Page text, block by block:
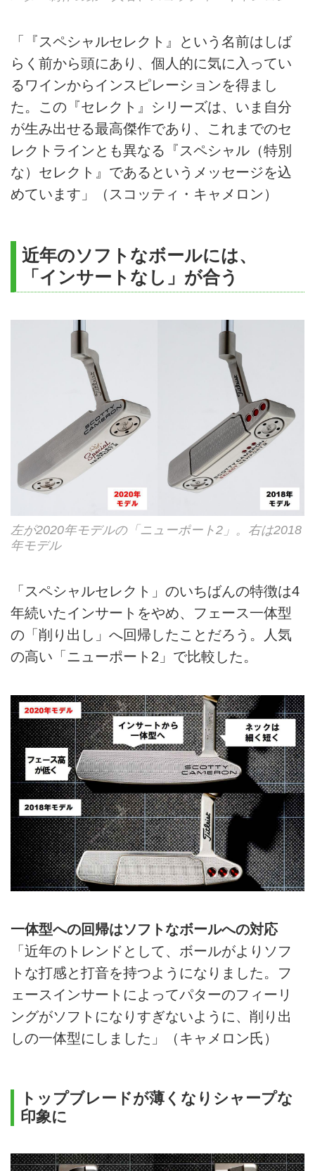
「『スペシャルセレクト』という名前はしば
らく前から頭にあり、個人的に気に入ってい
るワインからインスピレーションを得まし
た。この『セレクト』シリーズは、いま自分
が生み出せる最高傑作であり、これまでのセ
レクトラインとも異なる『スペシャル（特別
な）セレクト』であるというメッセージを込
めています」（スコッティ・キャメロン）
近年のソフトなボールには、
「インサートなし」が合う
左が2020年モデルの「ニューポート2」。右は2018
年モデル
「スペシャルセレクト」のいちばんの特徴は4
年続いたインサートをやめ、フェース一体型
の「削り出し」へ回帰したことだろう。人気
の高い「ニューポート2」で比較した。
一体型への回帰はソフトなボールへの対応
「近年のトレンドとして、ボールがよりソフ
トな打感と打音を持つようになりました。フ
ェースインサートによってパターのフィーリ
ングがソフトになりすぎないように、削り出
しの一体型にしました」（キャメロン氏）
トップブレードが薄くなりシャープな
印象に